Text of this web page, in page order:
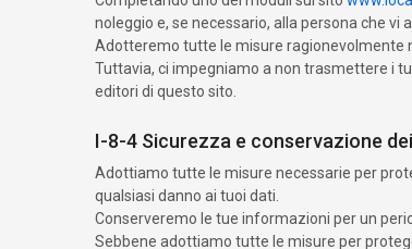
noleggio e, se necessario, alla persona che vi
Adotteremo tutte le misure ragionevolmente
Tuttavia, ci impegniamo a non trasmettere i
editori di questo sito.
I-8-4 Sicurezza e conservazione
Adottiamo tutte le misure necessarie per
qualsiasi danno ai tuoi dati.
Conserveremo le tue informazioni per un
Sebbene adottiamo tutte le misure per